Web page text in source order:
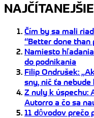
Čím by sa mali
“Better done than
Namiesto
do podnikania
Filip Ondrušek:
sny, nič ťa nebude
Z nuly k úspechu:
Autorro a čo sa
11 dôvodov prečo